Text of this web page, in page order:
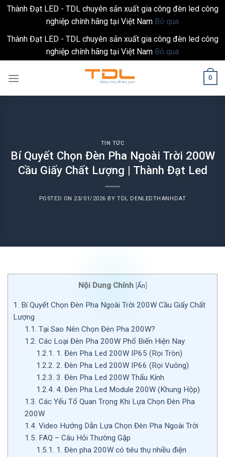
Thành Đạt LED - TDL chuyên sản xuất gia công đèn led công
nghiệp chính hãng tại Việt Nam Bỏ qua
Thành Đạt LED - TDL chuyên sản xuất gia công đèn led công
nghiệp chính hãng tại Việt Nam Bỏ qua
0
TIN TỨC
Bí Quyết Chọn Đèn Pha Ngoài Trời 200W
Cầu Giấy Chất Lượng | Thành Đạt Led
POSTED ON 23/01/2026 BYTDL DENLEDTHANHDAT
Nội Dung Chính [Ẩn]
1. Bí Quyết Chọn Đèn Pha Ngoài Trời 200W Cầu Giấy Chất
Lượng
1.1. Tại Sao Nên Chọn Đèn Pha 200W?
1.2. Các Loại Đèn Pha 200W Phổ Biến Hiện Nay
1.2.1. 1. Đèn Pha Led 200W IP65 (Rọi Tròn)
1.2.2. 2. Đèn Pha Led 200W IP66 (Rọi Vuông)
1.2.3. 3. Đèn Pha Led 200W Thấu Kính
1.2.4. 4. Đèn Pha Led Module 200W (Khung Hộp)
1.3. Các Yếu Tố Quan Trọng Khi Lựa Chọn Đèn Pha
200W
1.4. Video Hướng Dẫn Lựa Chọn Đèn Pha Ngoài Trời
1.5. FAQ – Câu Hỏi Thường Gặp
1.5.1. 1. Đèn pha 200W có tiêu thụ nhiều điện